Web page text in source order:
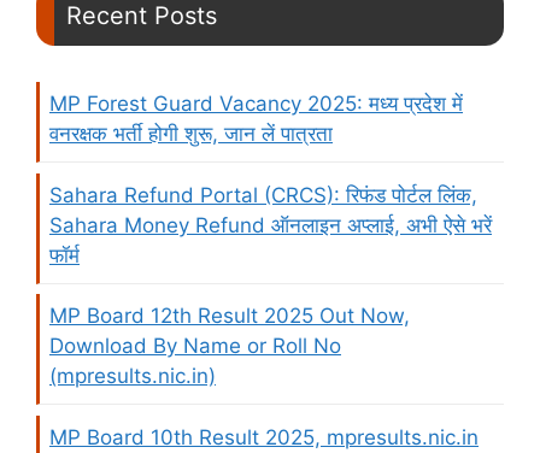
Recent Posts
MP Forest Guard Vacancy 2025: मध्य प्रदेश में
वनरक्षक भर्ती होगी शुरू, जान लें पात्रता
Sahara Refund Portal (CRCS): रिफंड पोर्टल लिंक,
Sahara Money Refund ऑनलाइन अप्लाई, अभी ऐसे भरें
फॉर्म
MP Board 12th Result 2025 Out Now,
Download By Name or Roll No
(mpresults.nic.in)
MP Board 10th Result 2025, mpresults.nic.in